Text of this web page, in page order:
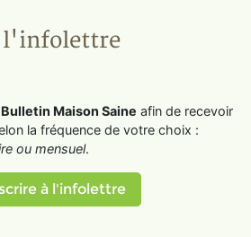
l'infolettre
Bulletin Maison Saine afin de recevoir
la fréquence de votre choix :
ou mensuel.
à l'infolettre